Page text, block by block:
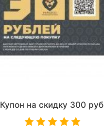
Купон на скидку 300 руб